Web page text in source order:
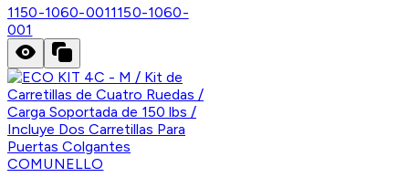
1150-1060-0011150-1060-
001
COMUNELLO